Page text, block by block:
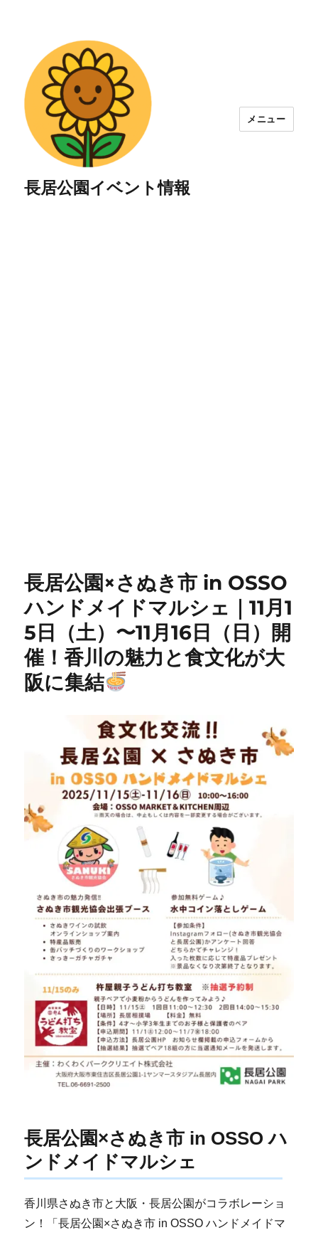
長居公園イベント情報
メニュー
長居公園×さぬき市 in OSSO
ハンドメイドマルシェ｜11月1
5日（土）〜11月16日（日）開
催！香川の魅力と食文化が大
阪に集結
長居公園×さぬき市 in OSSO ハ
ンドメイドマルシェ
香川県さぬき市と大阪・長居公園がコラボレーショ
ン！「長居公園×さぬき市 in OSSO ハンドメイドマ